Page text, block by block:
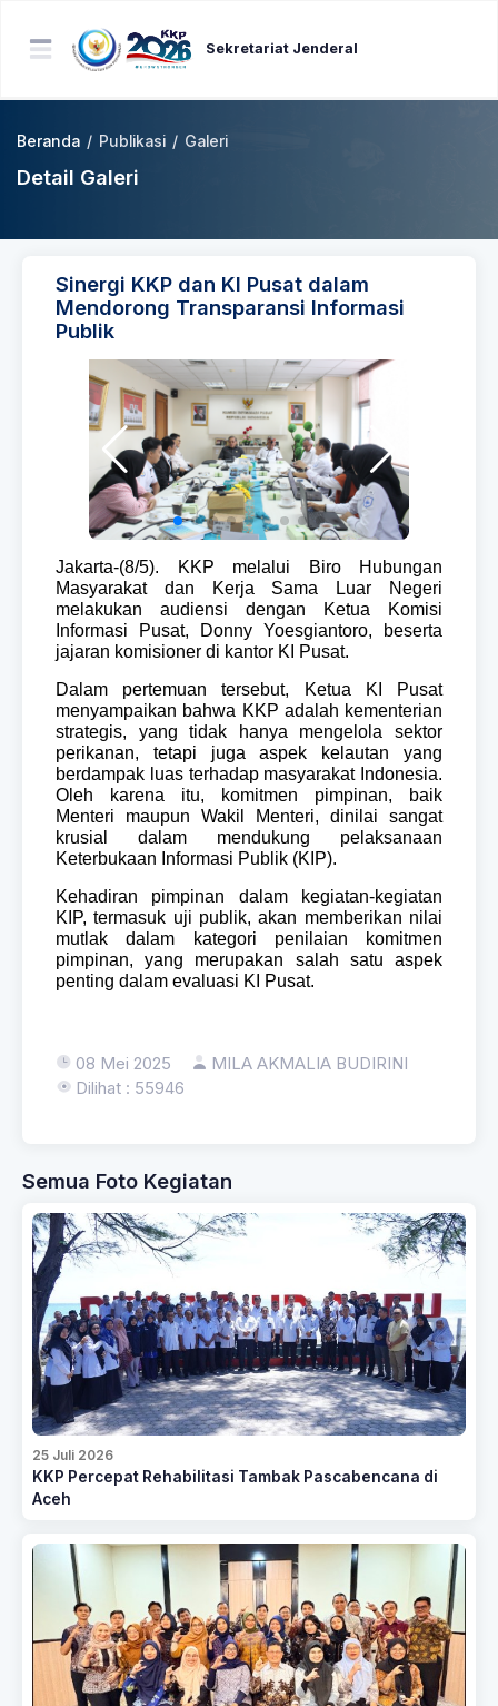
Sekretariat Jenderal
Beranda / Publikasi / Galeri
Detail Galeri
Sinergi KKP dan KI Pusat dalam
Mendorong Transparansi Informasi
Publik
Jakarta-(8/5). KKP melalui Biro Hubungan
Masyarakat dan Kerja Sama Luar Negeri
melakukan audiensi dengan Ketua Komisi
Informasi Pusat, Donny Yoesgiantoro, beserta
jajaran komisioner di kantor KI Pusat.
Dalam pertemuan tersebut, Ketua KI Pusat
menyampaikan bahwa KKP adalah kementerian
strategis, yang tidak hanya mengelola sektor
perikanan, tetapi juga aspek kelautan yang
berdampak luas terhadap masyarakat Indonesia.
Oleh karena itu, komitmen pimpinan, baik
Menteri maupun Wakil Menteri, dinilai sangat
krusial dalam mendukung pelaksanaan
Keterbukaan Informasi Publik (KIP).
Kehadiran pimpinan dalam kegiatan-kegiatan
KIP, termasuk uji publik, akan memberikan nilai
mutlak dalam kategori penilaian komitmen
pimpinan, yang merupakan salah satu aspek
penting dalam evaluasi KI Pusat.
08 Mei 2025
MILA AKMALIA BUDIRINI
Dilihat : 55946
Semua Foto Kegiatan
25 Juli 2026
KKP Percepat Rehabilitasi Tambak Pascabencana di
Aceh